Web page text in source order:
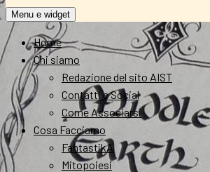
Menu e widget
Home
Chi siamo
Redazione del sito AIST
Contatti e Social
Come Associarsi
Cosa Facciamo
FantastikA
Mitopoiesi